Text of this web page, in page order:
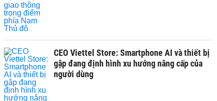
CEO Viettel Store: Smartphone AI và thiết bị
gập đang định hình xu hướng nâng cấp của
người dùng